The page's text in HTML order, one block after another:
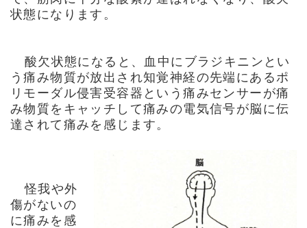
状態になります。
酸欠状態になると、血中にブラジキニンとい
う痛み物質が放出され知覚神経の先端にあるポ
リモーダル侵害受容器という痛みセンサーが痛
み物質をキャッチして痛みの電気信号が脳に伝
達されて痛みを感じます。
怪我や外
傷がないの
に痛みを感